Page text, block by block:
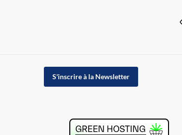
S'inscrire à la Newsletter